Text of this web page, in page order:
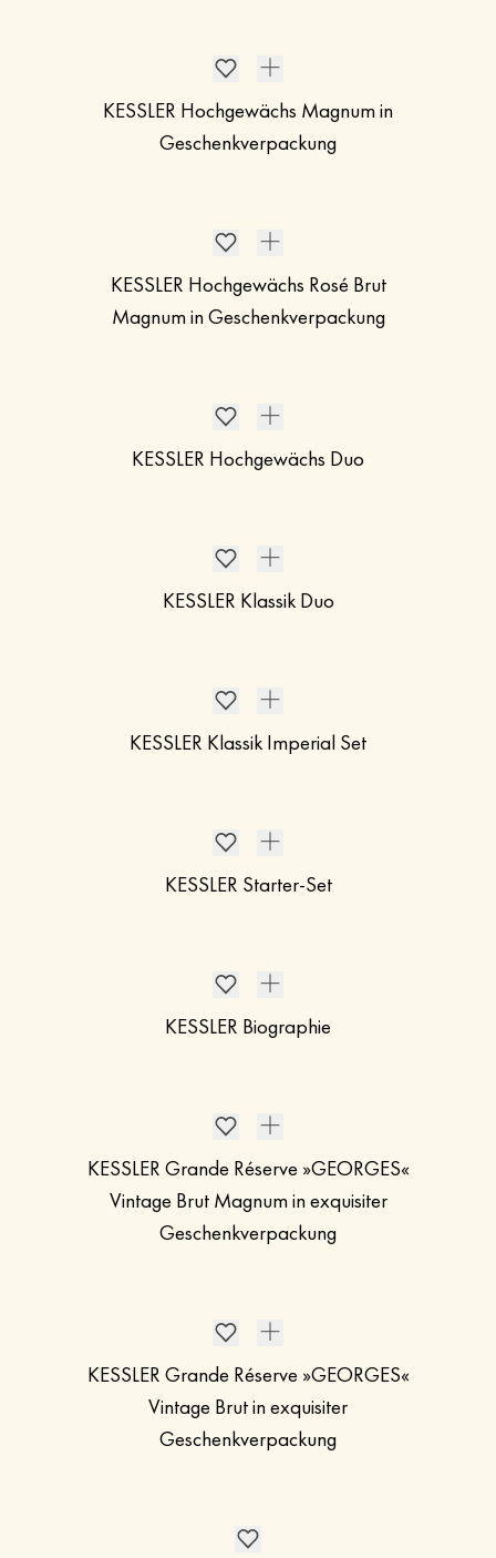
KESSLER Hochgewächs Magnum in
Geschenkverpackung
KESSLER Hochgewächs Rosé Brut
Magnum in Geschenkverpackung
KESSLER Hochgewächs Duo
KESSLER Klassik Duo
KESSLER Klassik Imperial Set
KESSLER Starter-Set
KESSLER Biographie
KESSLER Grande Réserve »GEORGES«
Vintage Brut Magnum in exquisiter
Geschenkverpackung
KESSLER Grande Réserve »GEORGES«
Vintage Brut in exquisiter
Geschenkverpackung